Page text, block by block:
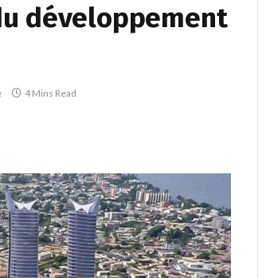
développement
4 Mins Read